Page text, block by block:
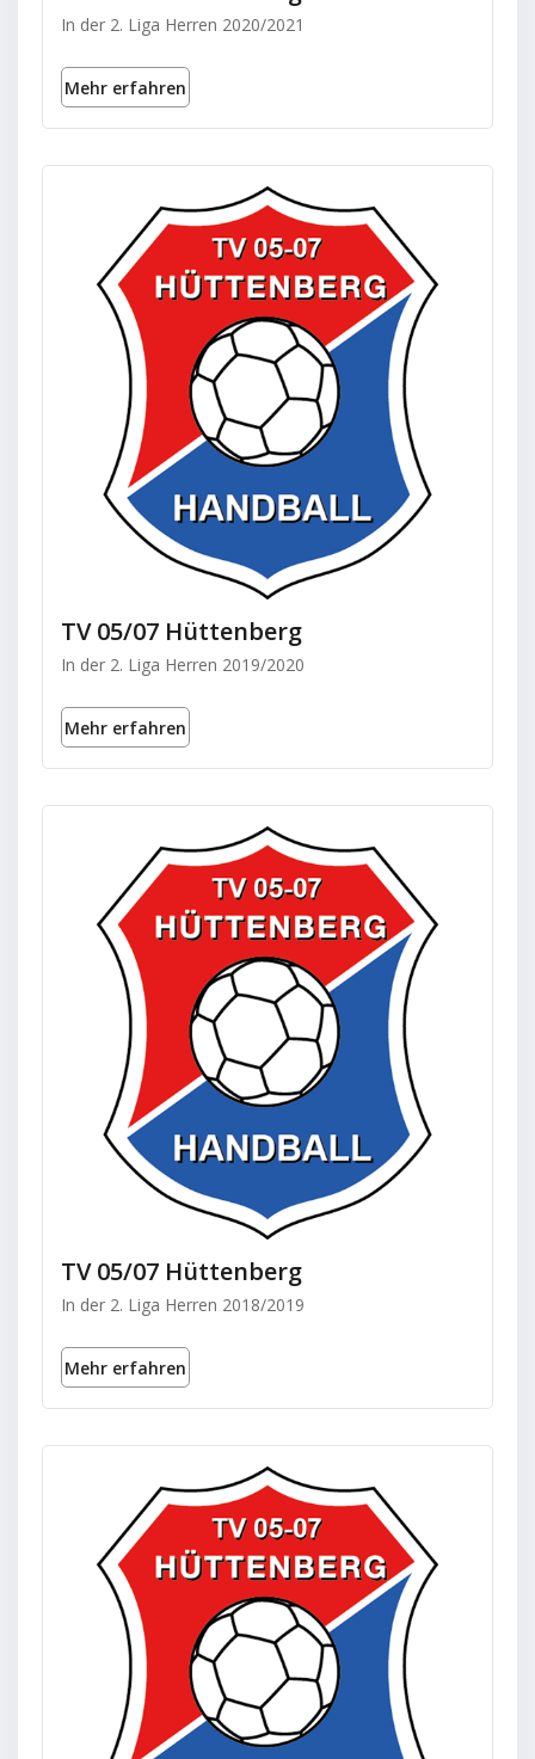
In der 2. Liga Herren 2020/2021
Mehr erfahren
TV 05/07 Hüttenberg
In der 2. Liga Herren 2019/2020
Mehr erfahren
TV 05/07 Hüttenberg
In der 2. Liga Herren 2018/2019
Mehr erfahren